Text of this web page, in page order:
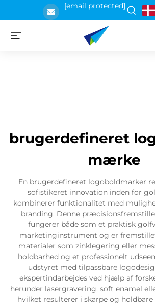
[email protected]
brugerdefineret
mærke
En brugerdefineret logoboldmarker
sofistikeret innovation inden for
kombinerer funktionalitet med
branding. Denne
fungerer både som et praktisk
marketinginstrument og er
materialer som zinklegering eller
holdbarhed og et professionelt
udstyret med tilpassbare
ekspertindarbejdes ved hjælp af
herunder lasergravering, soft enamel
hvilket resulterer i skarpe og holdbare